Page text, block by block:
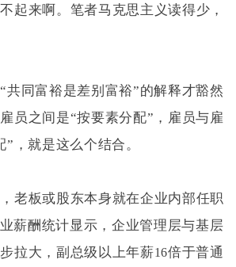
起来啊。笔者马克思主义读得少，
共同富裕是差别富裕”的解释才豁然
员之间是“按要素分配”，雇员与雇
，就是这么个结合。
老板或股东本身就在企业内部任职
薪酬统计显示，企业管理层与基层
拉大，副总级以上年薪16倍于普通